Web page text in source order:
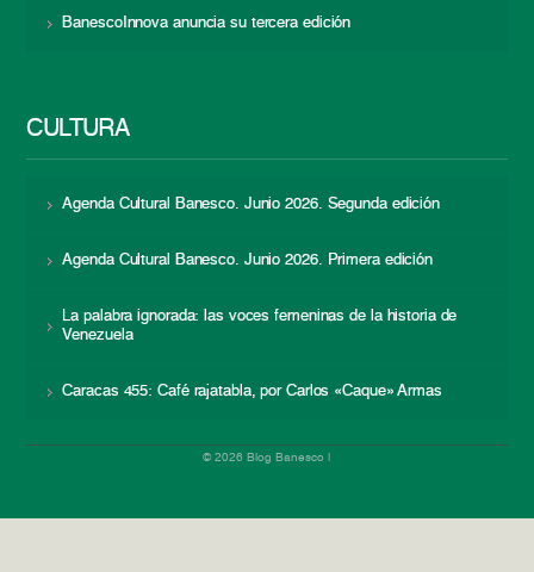
BanescoInnova anuncia su tercera edición
CULTURA
Agenda Cultural Banesco. Junio 2026. Segunda edición
Agenda Cultural Banesco. Junio 2026. Primera edición
La palabra ignorada: las voces femeninas de la historia de
Venezuela
Caracas 455: Café rajatabla, por Carlos «Caque» Armas
© 2026 Blog Banesco |